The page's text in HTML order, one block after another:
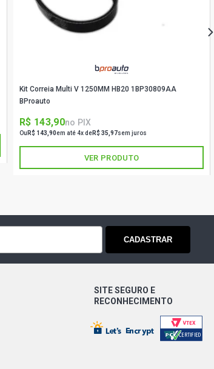
Kit Correia Multi V 1250MM HB20 1BP30809AA
BProauto
R$ 143,90no PIX
Ou R$ 143,90em até 4x deR$ 35,97sem juros
VER PRODUTO
CADASTRAR
SITE SEGURO E
RECONHECIMENTO